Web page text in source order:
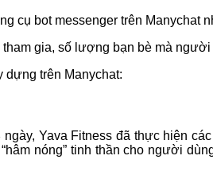
cụ bot messenger trên Manychat
gia, số lượng bạn bè mà
trên Manychat:
Yava Fitness đã thực hiện
nóng” tinh thần cho người